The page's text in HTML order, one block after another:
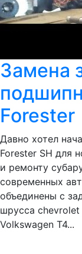
Замена
Forester
Давно хотел
Forester SH для
и ремонту
современных
объединены с
шрусса chevrolet
Volkswagen Т4...